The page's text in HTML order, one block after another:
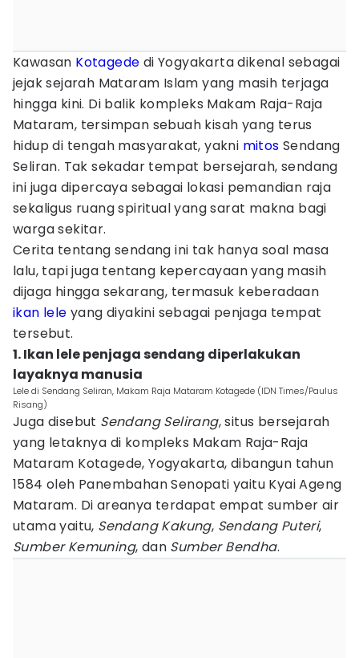
Kawasan Kotagede di Yogyakarta dikenal sebagai
jejak sejarah Mataram Islam yang masih terjaga
hingga kini. Di balik kompleks Makam Raja-Raja
Mataram, tersimpan sebuah kisah yang terus
hidup di tengah masyarakat, yakni mitos Sendang
Seliran. Tak sekadar tempat bersejarah, sendang
ini juga dipercaya sebagai lokasi pemandian raja
sekaligus ruang spiritual yang sarat makna bagi
warga sekitar.
Cerita tentang sendang ini tak hanya soal masa
lalu, tapi juga tentang kepercayaan yang masih
dijaga hingga sekarang, termasuk keberadaan
ikan lele yang diyakini sebagai penjaga tempat
tersebut.
1. Ikan lele penjaga sendang diperlakukan
layaknya manusia
Lele di Sendang Seliran, Makam Raja Mataram Kotagede (IDN Times/Paulus
Risang)
Juga disebut Sendang Selirang, situs bersejarah
yang letaknya di kompleks Makam Raja-Raja
Mataram Kotagede, Yogyakarta, dibangun tahun
1584 oleh Panembahan Senopati yaitu Kyai Ageng
Mataram. Di areanya terdapat empat sumber air
utama yaitu, Sendang Kakung, Sendang Puteri,
Sumber Kemuning, dan Sumber Bendha.